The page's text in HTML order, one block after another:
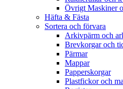
Övrigt Maskiner
Häfta & Fästa
Sortera och förvara
Arkivpärm och
Brevkorgar och
Pärmar
Mappar
Papperskorgar
Plastfickor och